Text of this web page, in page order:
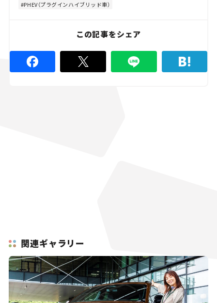
PHEV（プラグインハイブリッド車）
この記事をシェア
関連ギャラリー